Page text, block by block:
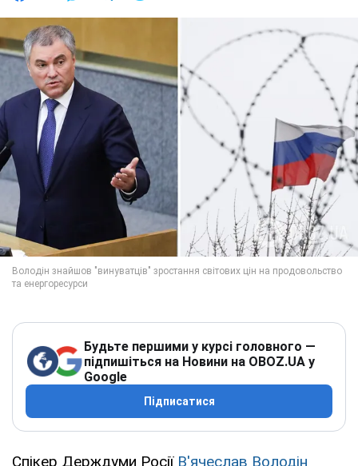
Будьте першими у курсі головного —
підпишіться на Новини на OBOZ.UA у
Google
Підписатися
Спікер Держдуми Росії В'ячеслав Володін